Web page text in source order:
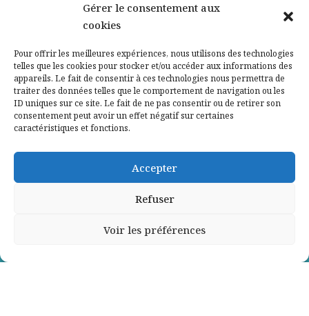
Gérer le consentement aux
cookies
Pour offrir les meilleures expériences, nous utilisons des technologies
telles que les cookies pour stocker et/ou accéder aux informations des
appareils. Le fait de consentir à ces technologies nous permettra de
traiter des données telles que le comportement de navigation ou les
ID uniques sur ce site. Le fait de ne pas consentir ou de retirer son
consentement peut avoir un effet négatif sur certaines
caractéristiques et fonctions.
Accepter
Refuser
Voir les préférences
Contactez-nous
Mentions légales